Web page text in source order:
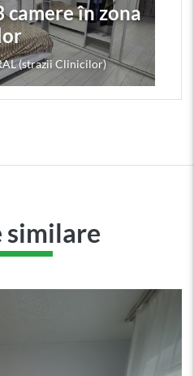
în zona
(strazii Clinicilor)